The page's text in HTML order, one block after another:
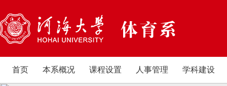
首页 本系概况 课程设置 人事管理 学科建设